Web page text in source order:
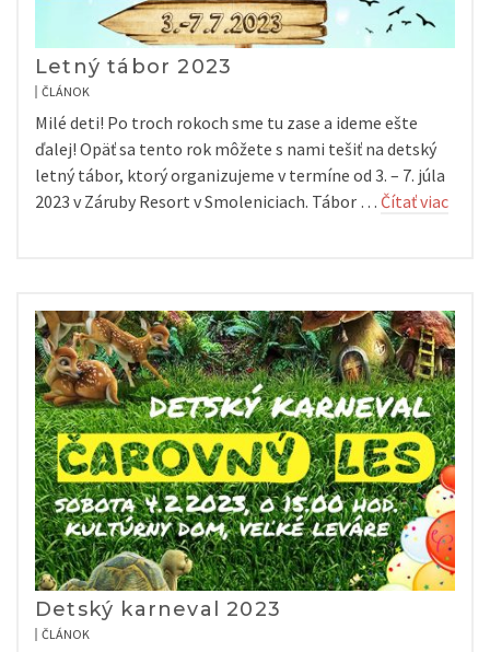
Letný tábor 2023
ČLÁNOK
Milé deti! Po troch rokoch sme tu zase a ideme ešte
ďalej! Opäť sa tento rok môžete s nami tešiť na detský
letný tábor, ktorý organizujeme v termíne od 3. – 7. júla
2023 v Záruby Resort v Smoleniciach. Tábor … Čítať viac
Detský karneval 2023
ČLÁNOK